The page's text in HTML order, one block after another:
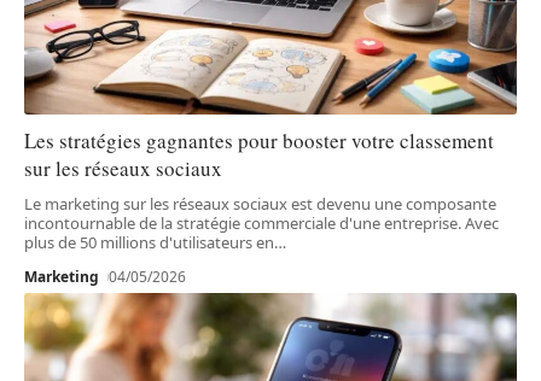
Les stratégies gagnantes pour booster votre classement
sur les réseaux sociaux
Le marketing sur les réseaux sociaux est devenu une composante
incontournable de la stratégie commerciale d'une entreprise. Avec
plus de 50 millions d'utilisateurs en…
Marketing 04/05/2026